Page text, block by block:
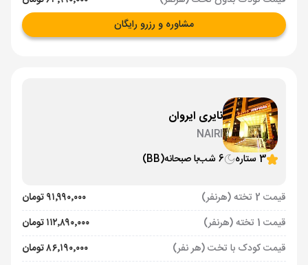
مشاوره و رزرو رایگان
نایری ایروان
NAIRI
3 ستاره
6 شب با صبحانه(BB)
قیمت 2 تخته (هرنفر)
۹۱٬۹۹۰٬۰۰۰ تومان
قیمت 1 تخته (هرنفر)
۱۱۲٬۸۹۰٬۰۰۰ تومان
قیمت کودک با تخت (هر نفر)
۸۶٬۱۹۰٬۰۰۰ تومان